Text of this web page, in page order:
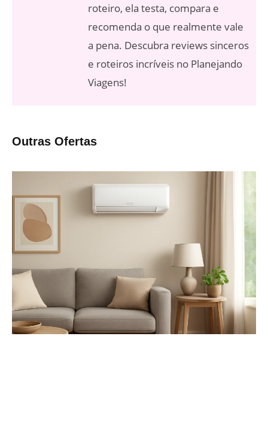
roteiro, ela testa, compara e
recomenda o que realmente vale
a pena. Descubra reviews sinceros
e roteiros incríveis no Planejando
Viagens!
Outras Ofertas